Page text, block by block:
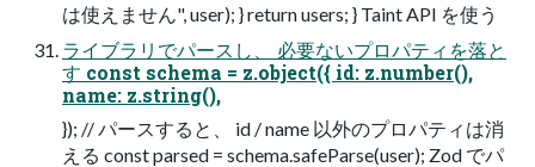
は使えません", user); } return users; } Taint API を使う
ライブラリでパースし、 必要ないプロパティを落と
す const schema = z.object({ id: z.number(),
name: z.string(),
}); // パースすると、 id / name 以外のプロパティは消
える const parsed = schema.safeParse(user); Zod でパ